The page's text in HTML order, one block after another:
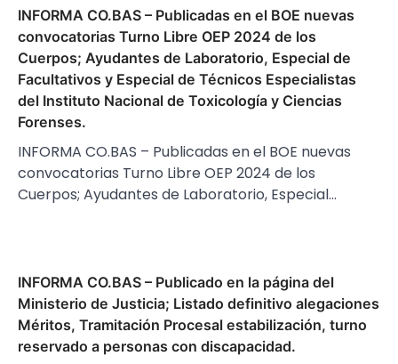
INFORMA CO.BAS – Publicadas en el BOE nuevas
convocatorias Turno Libre OEP 2024 de los
Cuerpos; Ayudantes de Laboratorio, Especial de
Facultativos y Especial de Técnicos Especialistas
del Instituto Nacional de Toxicología y Ciencias
Forenses.
INFORMA CO.BAS – Publicadas en el BOE nuevas
convocatorias Turno Libre OEP 2024 de los
Cuerpos; Ayudantes de Laboratorio, Especial…
INFORMA CO.BAS – Publicado en la página del
Ministerio de Justicia; Listado definitivo alegaciones
Méritos, Tramitación Procesal estabilización, turno
reservado a personas con discapacidad.